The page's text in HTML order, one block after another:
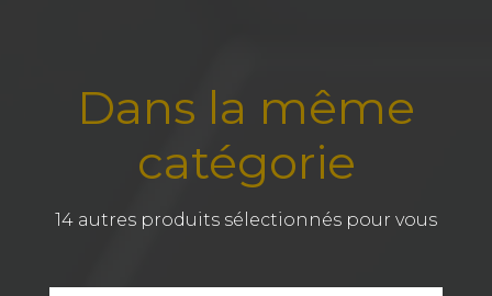
Dans la même
catégorie
14 autres produits sélectionnés pour vous